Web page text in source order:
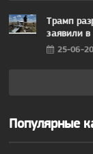
Трамп
заявили в
25-06-
Популярные